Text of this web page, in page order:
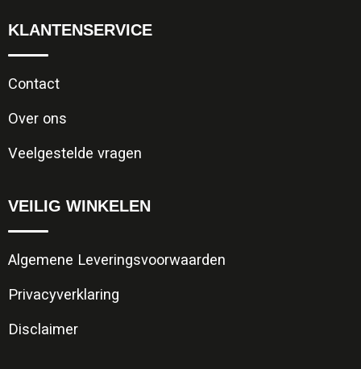
KLANTENSERVICE
Contact
Over ons
Veelgestelde vragen
VEILIG WINKELEN
Algemene Leveringsvoorwaarden
Privacyverklaring
Disclaimer